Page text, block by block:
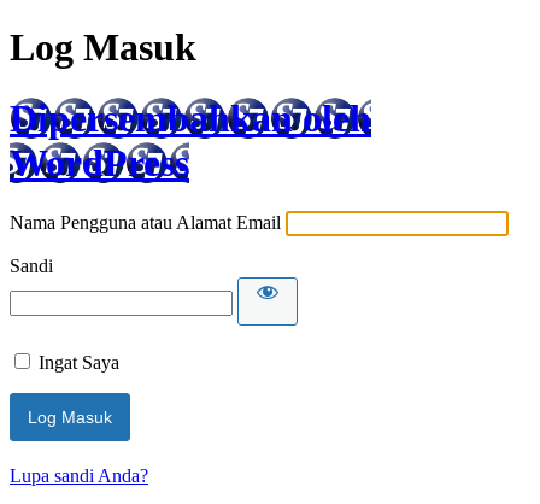
Log Masuk
Dipersembahkan oleh
WordPress
Nama Pengguna atau Alamat Email
Sandi
Ingat Saya
Lupa sandi Anda?